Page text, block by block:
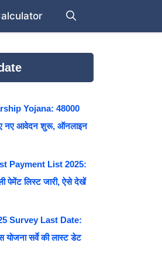
Yojana: 48000
नए आवेदन शुरू, ऑनलाइन
Payment List 2025:
पेमेंट लिस्ट जारी, ऐसे देखें
Survey Last Date:
सर्वे की लास्ट डेट